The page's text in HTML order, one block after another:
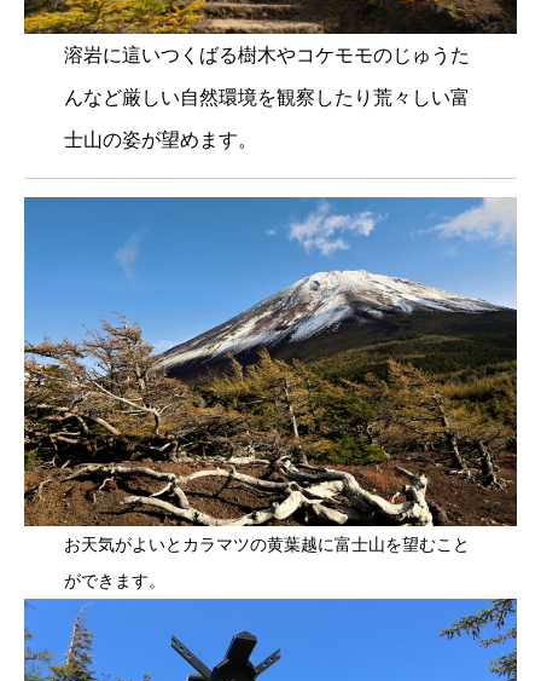
溶岩に這いつくばる樹木やコケモモのじゅうた
んなど厳しい自然環境を観察したり荒々しい富
士山の姿が望めます。
お天気がよいとカラマツの黄葉越に富士山を望むこと
ができます。